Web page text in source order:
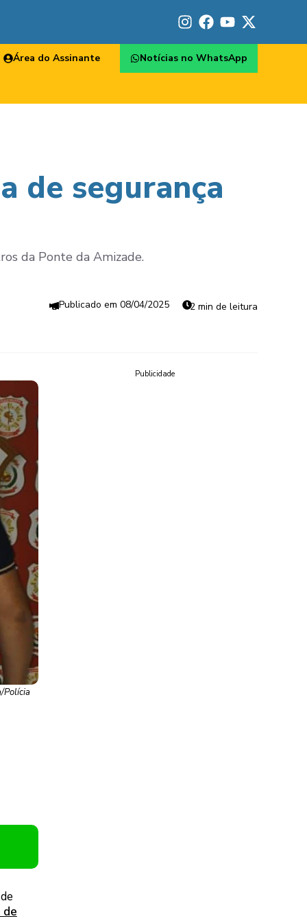
Área do Assinante Notícias no WhatsApp
de segurança
da Ponte da Amizade.
08/04/2025 2 min de leitura
Polícia
de
Publicidade